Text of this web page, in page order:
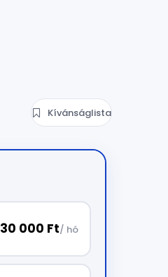
Kívánságlista
30 000 Ft/ hó